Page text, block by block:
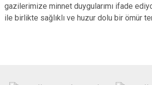
gazilerimize minnet duygularımı ifade
ile birlikte sağlıklı ve huzur dolu bir ömür